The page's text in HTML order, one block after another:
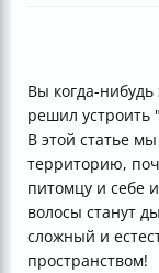
Вы когда-
решил устроить
В этой статье
территорию,
питомцу и себе
волосы станут
сложный и
пространством!